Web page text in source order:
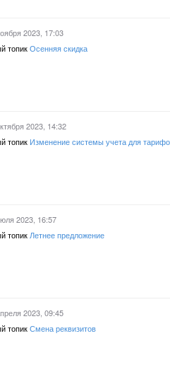
2023, 17:03
топикОсенняя скидка
2023, 14:32
топик Изменение системы учета для
2023, 16:57
топик Летнее предложение
2023, 09:45
топикСмена реквизитов